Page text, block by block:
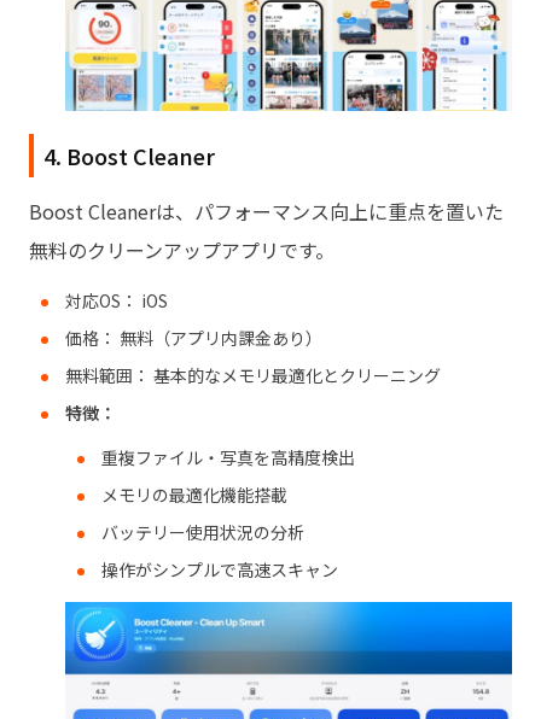
4. Boost Cleaner
Boost Cleanerは、パフォーマンス向上に重点を置いた
無料のクリーンアップアプリです。
対応OS： iOS
価格： 無料（アプリ内課金あり）
無料範囲： 基本的なメモリ最適化とクリーニング
特徴：
重複ファイル・写真を高精度検出
メモリの最適化機能搭載
バッテリー使用状況の分析
操作がシンプルで高速スキャン